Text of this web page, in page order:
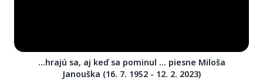
...hrajú sa, aj keď sa pominul ... piesne Miloša
Janouška (16. 7. 1952 - 12. 2. 2023)